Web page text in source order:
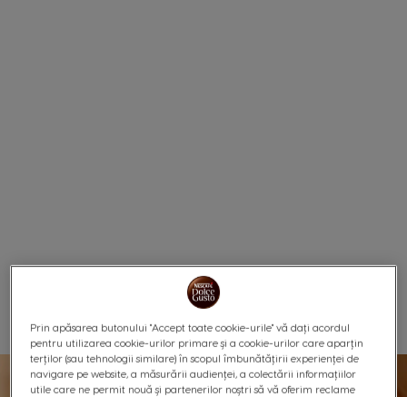
Prin apăsarea butonului "Accept toate cookie-urile" vă dați acordul
pentru utilizarea cookie-urilor primare și a cookie-urilor care aparțin
terților (sau tehnologii similare) în scopul îmbunătățirii experienței de
navigare pe website, a măsurării audienței, a colectării informațiilor
utile care ne permit nouă și partenerilor noștri să vă oferim reclame